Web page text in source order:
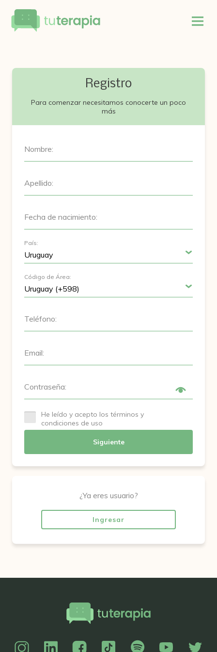
Registro
Para comenzar necesitamos conocerte un poco
más
Nombre:
Apellido:
Fecha de nacimiento:
País:
Código de Área:
Teléfono:
Email:
Contraseña:
He leído y acepto los términos y
condiciones de uso
Siguiente
¿Ya eres usuario?
Ingresar